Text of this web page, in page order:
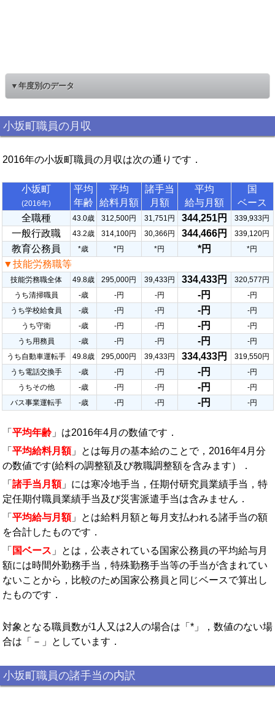
▼年度別のデータ
小坂町職員の月収
2016年の小坂町職員の月収は次の通りです．
小坂町
(2016年)
平均
年齢
平均
給料月額
諸手当
月額
平均
給与月額
国
ベース
全職種
43.0歳 312,500円 31,751円 344,251円 339,933円
一般行政職 43.2歳 314,100円 30,366円 344,466円 339,120円
教育公務員 *歳 *円 *円 *円 *円
▼技能労務職等
技能労務職全体 49.8歳 295,000円 39,433円 334,433円
320,577円
うち清掃職員
-歳 -円 -円 -円
-円
うち学校給食員
-歳 -円 -円 -円
-円
うち守衛
-歳 -円 -円 -円
-円
うち用務員
-歳 -円 -円 -円
-円
うち自動車運転手
49.8歳 295,000円 39,433円 334,433円
319,550円
うち電話交換手
-歳 -円 -円 -円
-円
うちその他
-歳 -円 -円 -円
-円
バス事業運転手
-歳 -円 -円 -円 -円
「 平均年齢 」は2016年4月の数値です．
「 平均給料月額」とは毎月の基本給のことで，2016年4月分
の数値です(給料の調整額及び教職調整額を含みます）．
「 諸手当月額」には寒冷地手当，任期付研究員業績手当，特
定任期付職員業績手当及び災害派遣手当は含みません．
「 平均給与月額」とは給料月額と毎月支払われる諸手当の額
を合計したものです．
「 国ベース 」とは，公表されている国家公務員の平均給与月
額には時間外勤務手当，特殊勤務手当等の手当が含まれてい
ないことから，比較のため国家公務員と同じベースで算出し
たものです．
対象となる職員数が1人又は2人の場合は「*」，数値のない場
合は「－」としています．
小坂町職員の諸手当の内訳